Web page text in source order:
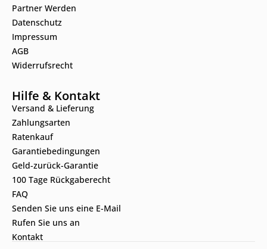
Partner Werden
Datenschutz
Impressum
AGB
Widerrufsrecht
Hilfe & Kontakt
Versand & Lieferung
Zahlungsarten
Ratenkauf
Garantiebedingungen
Geld-zurück-Garantie
100 Tage Rückgaberecht
FAQ
Senden Sie uns eine E-Mail
Rufen Sie uns an
Kontakt